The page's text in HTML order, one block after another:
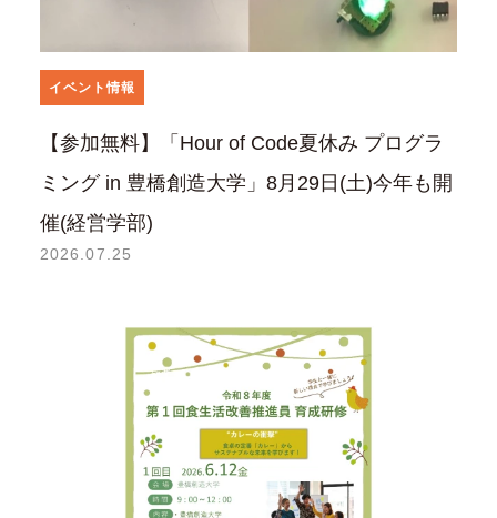
イベント情報
【参加無料】「Hour of Code夏休み プログラ
ミング in 豊橋創造大学」8月29日(土)今年も開
催(経営学部)
2026.07.25